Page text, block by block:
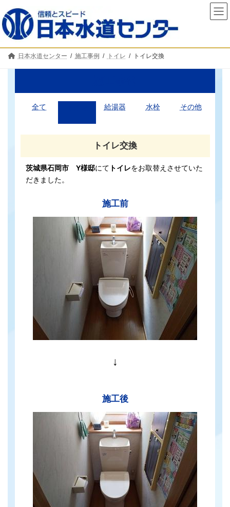
ン
テ
ン
へ
ビ
ゲ
ー
ョ
日本水道センター 施工事例 トイレ トイレ交換
全て 給湯器 水栓 その他
トイレ交換
茨城県石岡市 Y様邸にて トイレをお取替えさせていた
だきました。
施工前
↓
施工後